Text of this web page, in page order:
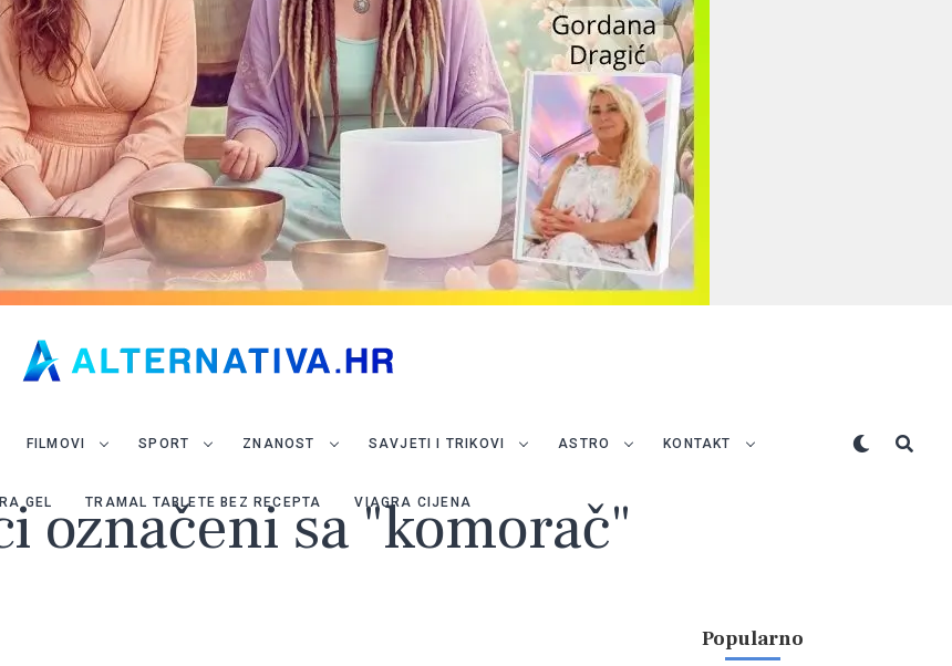
FILMOVI SPORT ZNANOST SAVJETI I TRIKOVI ASTRO KONTAKT
GEL TRAMAL TABLETE BEZ RECEPTA VIAGRA CIJENA
označeni sa "komorač"
Popularno